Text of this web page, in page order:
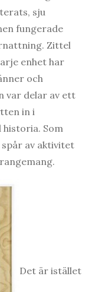
sju
fungerade
Zittel
enhet har
och
var delar av ett
in i
historia. Som
av aktivitet
Det är istället